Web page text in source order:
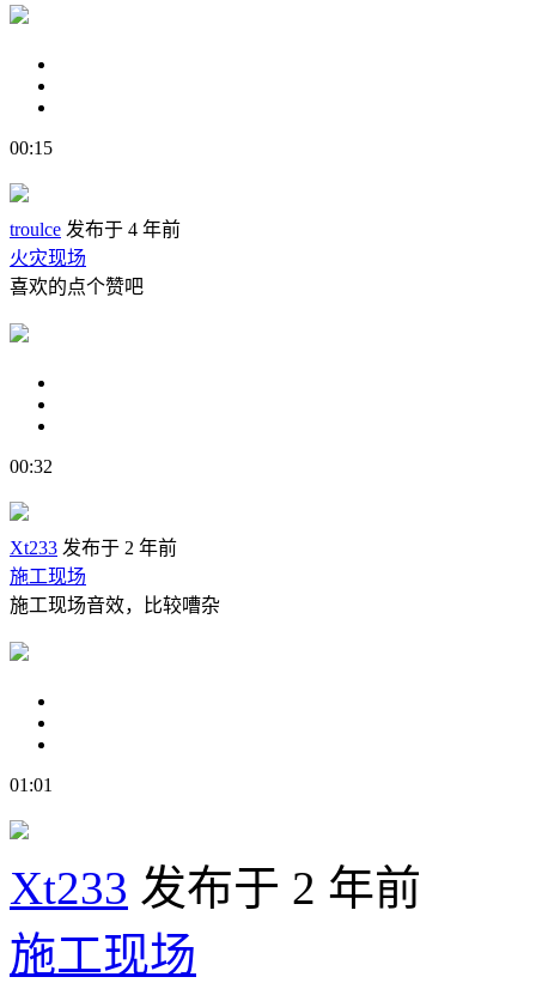
00:15
troulce 发布于 4 年前
火灾现场
喜欢的点个赞吧
00:32
Xt233 发布于 2 年前
施工现场
施工现场音效，比较嘈杂
01:01
Xt233 发布于 2 年前
施工现场